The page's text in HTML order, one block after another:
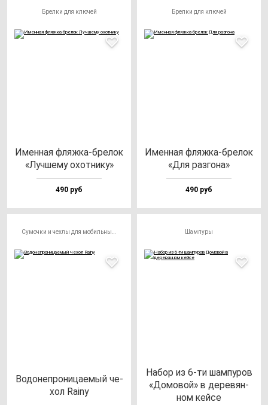
Брелки для ключей
Имен­ная фляж­ка-бре­лок
«Луч­ше­му охот­ни­ку»
490 руб
Брелки для ключей
Имен­ная фляж­ка-бре­лок
«Для раз­го­на»
490 руб
Водо­неп­ро­ни­ца­емый че­
хол Rainy
Шампуры
Набор из 6-ти шам­пу­ров
«Домо­вой» в де­ре­вян­
ном кей­се